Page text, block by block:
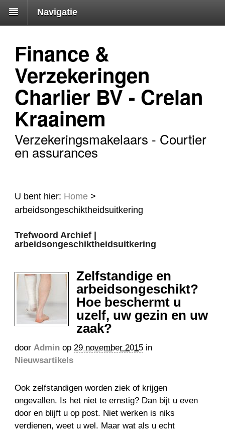
Navigatie
Finance &
Verzekeringen
Charlier BV - Crelan
Kraainem
Verzekeringsmakelaars - Courtier
en assurances
U bent hier: Home >
arbeidsongeschiktheidsuitkering
Trefwoord Archief |
arbeidsongeschiktheidsuitkering
Zelfstandige en
arbeidsongeschikt?
Hoe beschermt u
uzelf, uw gezin en uw
zaak?
door Admin op 29 november 2015 in
Nieuwsartikels
Ook zelfstandigen worden ziek of krijgen
ongevallen. Is het niet te ernstig? Dan bijt u even
door en blijft u op post. Niet werken is niks
verdienen, weet u wel. Maar wat als u echt